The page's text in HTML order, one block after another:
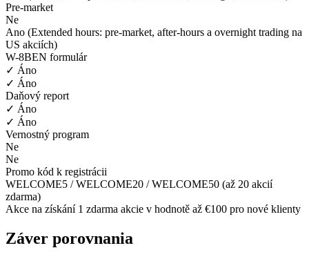
Pre-market
Ne
Ano (Extended hours: pre-market, after-hours a overnight trading na
US akciích)
W-8BEN formulár
✓ Áno
✓ Áno
Daňový report
✓ Áno
✓ Áno
Vernostný program
Ne
Ne
Promo kód k registrácii
WELCOME5 / WELCOME20 / WELCOME50 (až 20 akcií
zdarma)
Akce na získání 1 zdarma akcie v hodnotě až €100 pro nové klienty
Záver porovnania